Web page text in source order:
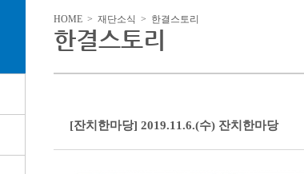
HOME > 재단소식 > 한결스토리
한결스토리
[잔치한마당] 2019.11.6.(수) 잔치한마당